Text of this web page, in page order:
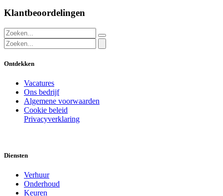
Klantbeoordelingen
Ontdekken
Vacatures
Ons bedrijf
Algemene voorwaarden
Cookie beleid
Privacyverklaring
Diensten
Verhuur
Onderhoud
Keuren